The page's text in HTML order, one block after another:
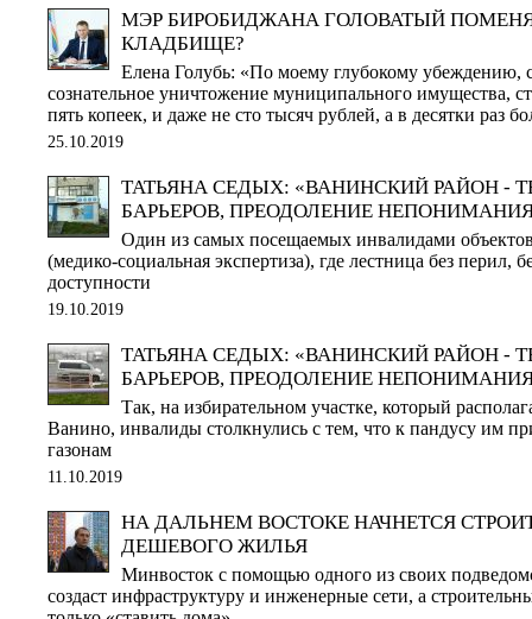
МЭР БИРОБИДЖАНА ГОЛОВАТЫЙ
КЛАДБИЩЕ?
Елена Голубь: «По моему глубокому убеждению,
сознательное уничтожение муниципального имущества,
пять копеек, и даже не сто тысяч рублей, а в десятки раз
25.10.2019
ТАТЬЯНА СЕДЫХ: «ВАНИНСКИЙ РАЙОН -
БАРЬЕРОВ, ПРЕОДОЛЕНИЕ
Один из самых посещаемых инвалидами
(медико-социальная экспертиза), где лестница без перил,
доступности
19.10.2019
ТАТЬЯНА СЕДЫХ: «ВАНИНСКИЙ РАЙОН -
БАРЬЕРОВ, ПРЕОДОЛЕНИЕ
Так, на избирательном участке, который
Ванино, инвалиды столкнулись с тем, что к пандусу им
газонам
11.10.2019
НА ДАЛЬНЕМ ВОСТОКЕ НАЧНЕТСЯ
ДЕШЕВОГО ЖИЛЬЯ
Минвосток с помощью одного из своих
создаст инфраструктуру и инженерные сети, а